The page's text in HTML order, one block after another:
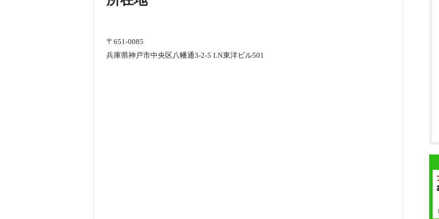
〒651-0085
兵庫県神戸市中央区八幡通3-2-5 I.N東洋ビル501